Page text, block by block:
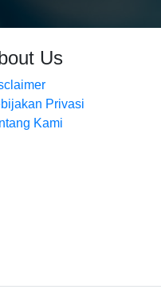
Us
Privasi
Kami